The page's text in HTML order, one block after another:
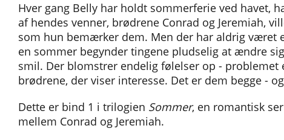
Hver gang Belly har holdt sommerferie ved havet,
af hendes venner, brødrene Conrad og Jeremiah,
som hun bemærker dem. Men der har aldrig været
en sommer begynder tingene pludselig at ændre
smil. Der blomstrer endelig følelser op - problemet
brødrene, der viser interesse. Det er dem begge -
Dette er bind 1 i trilogien Sommer, en romantisk
mellem Conrad og Jeremiah.